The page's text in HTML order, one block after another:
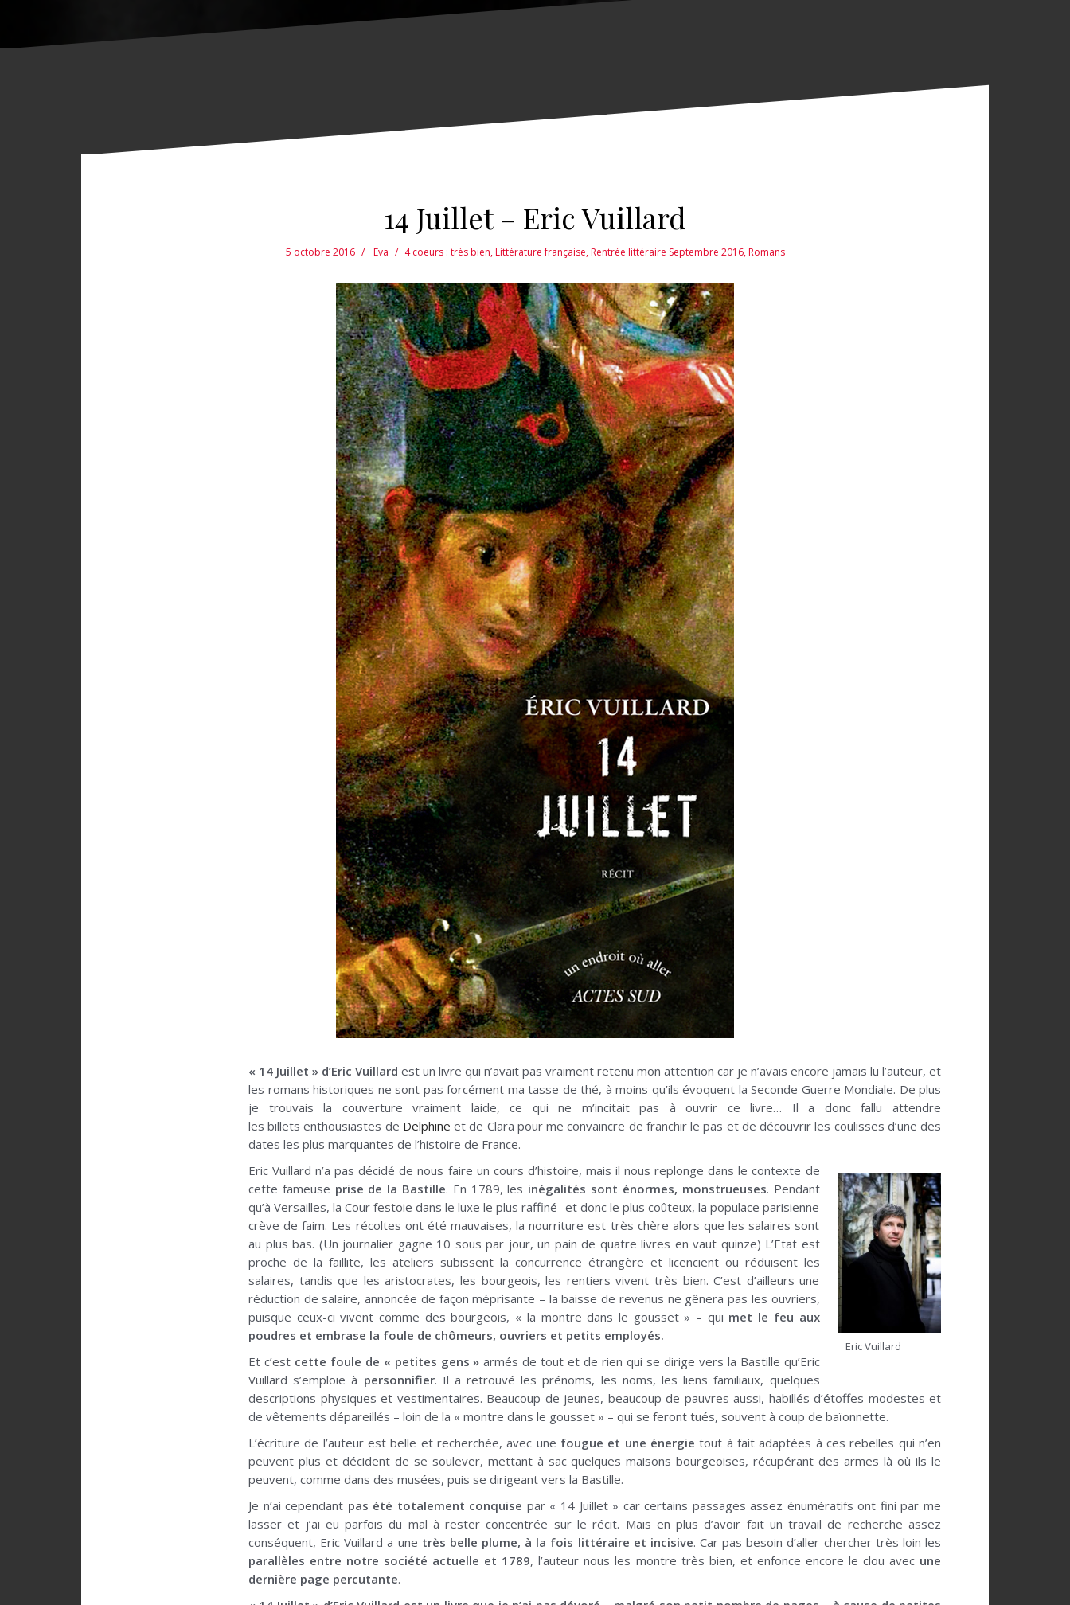
14 Juillet – Eric Vuillard
5 octobre 2016 Eva 4 coeurs : très bien,Littérature française,Rentrée littéraire Septembre 2016,Romans
« 14 Juillet » d’Eric Vuillard est un livre qui n’avait pas vraiment retenu mon attention car je n’avais encore jamais lu l’auteur, et
les romans historiques ne sont pas forcément ma tasse de thé, à moins qu’ils évoquent la Seconde Guerre Mondiale. De plus
je trouvais la couverture vraiment laide, ce qui ne m’incitait pas à ouvrir ce livre… Il a donc fallu attendre
les billets enthousiastes de Delphine et de Clara pour me convaincre de franchir le pas et de découvrir les coulisses d’une des
dates les plus marquantes de l’histoire de France.
Eric Vuillard
Eric Vuillard n’a pas décidé de nous faire un cours d’histoire, mais il nous replonge dans le contexte de
cette fameuse prise de la Bastille. En 1789, les inégalités sont énormes, monstrueuses. Pendant
qu’à Versailles, la Cour festoie dans le luxe le plus raffiné- et donc le plus coûteux, la populace parisienne
crève de faim. Les récoltes ont été mauvaises, la nourriture est très chère alors que les salaires sont
au plus bas. (Un journalier gagne 10 sous par jour, un pain de quatre livres en vaut quinze) L’Etat est
proche de la faillite, les ateliers subissent la concurrence étrangère et licencient ou réduisent les
salaires, tandis que les aristocrates, les bourgeois, les rentiers vivent très bien. C’est d’ailleurs une
réduction de salaire, annoncée de façon méprisante – la baisse de revenus ne gênera pas les ouvriers,
puisque ceux-ci vivent comme des bourgeois, « la montre dans le gousset » – qui met le feu aux
poudres et embrase la foule de chômeurs, ouvriers et petits employés.
Et c’est cette foule de « petites gens » armés de tout et de rien qui se dirige vers la Bastille qu’Eric
Vuillard s’emploie à personnifier. Il a retrouvé les prénoms, les noms, les liens familiaux, quelques
descriptions physiques et vestimentaires. Beaucoup de jeunes, beaucoup de pauvres aussi, habillés d’étoffes modestes et
de vêtements dépareillés – loin de la « montre dans le gousset » – qui se feront tués, souvent à coup de baïonnette.
L’écriture de l’auteur est belle et recherchée, avec une fougue et une énergie tout à fait adaptées à ces rebelles qui n’en
peuvent plus et décident de se soulever, mettant à sac quelques maisons bourgeoises, récupérant des armes là où ils le
peuvent, comme dans des musées, puis se dirigeant vers la Bastille.
Je n’ai cependant pas été totalement conquise par « 14 Juillet » car certains passages assez énumératifs ont fini par me
lasser et j’ai eu parfois du mal à rester concentrée sur le récit. Mais en plus d’avoir fait un travail de recherche assez
conséquent, Eric Vuillard a une très belle plume, à la fois littéraire et incisive. Car pas besoin d’aller chercher très loin les
parallèles entre notre société actuelle et 1789, l’auteur nous les montre très bien, et enfonce encore le clou avec une
dernière page percutante.